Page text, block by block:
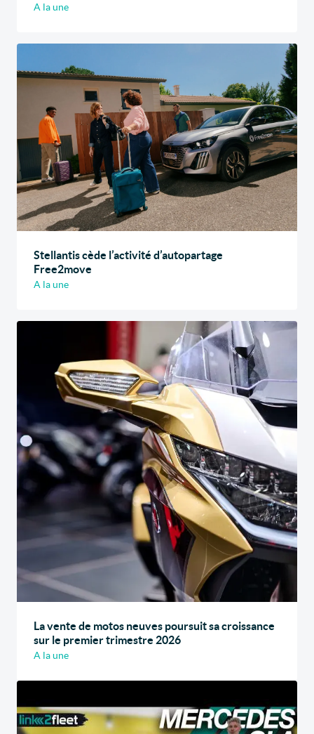
A la une
Stellantis cède l’activité d’autopartage
Free2move
A la une
La vente de motos neuves poursuit sa croissance
sur le premier trimestre 2026
A la une